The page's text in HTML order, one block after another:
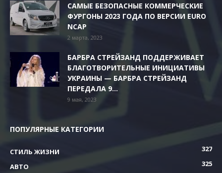
САМЫЕ БЕЗОПАСНЫЕ КОММЕРЧЕСКИЕ
ФУРГОНЫ 2023 ГОДА ПО ВЕРСИИ EURO
NCAP
2 марта, 2023
БАРБРА СТРЕЙЗАНД ПОДДЕРЖИВАЕТ
БЛАГОТВОРИТЕЛЬНЫЕ ИНИЦИАТИВЫ
УКРАИНЫ — БАРБРА СТРЕЙЗАНД
ПЕРЕДАЛА 9...
9 мая, 2023
ПОПУЛЯРНЫЕ КАТЕГОРИИ
СТИЛЬ ЖИЗНИ
327
АВТО
325